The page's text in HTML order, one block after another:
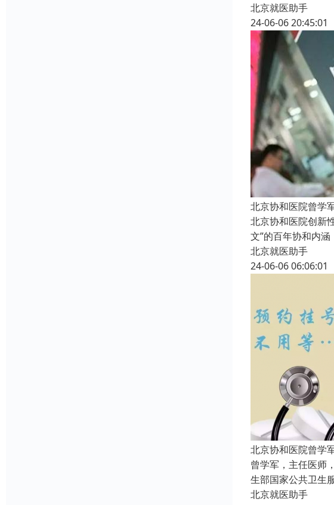
北京就医助手
24-06-06 20:45:01
北京协和医院曾学
北京协和医院创新
文”的百年协和内
北京就医助手
24-06-06 06:06:01
北京协和医院曾学
曾学军，主任医师
生部国家公共卫生
北京就医助手